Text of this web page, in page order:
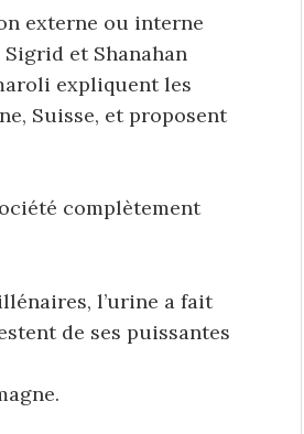
externe ou interne
et Shanahan
expliquent les
Suisse, et proposent
complètement
l’urine a fait
de ses puissantes